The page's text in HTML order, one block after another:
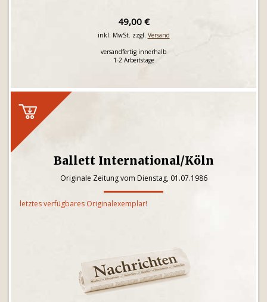
49,00 €
inkl. MwSt. zzgl. Versand
versandfertig innerhalb
1-2 Arbeitstage
Ballett International/Köln
Originale Zeitung vom Dienstag, 01.07.1986
letztes verfügbares Originalexemplar!